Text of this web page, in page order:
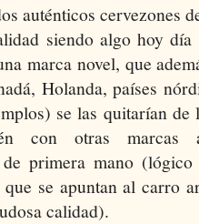
auténticos cervezones
siendo algo hoy
marca novel, que
Holanda, países
se las quitarían
con otras marcas
de primera mano
se apuntan al carro
calidad).